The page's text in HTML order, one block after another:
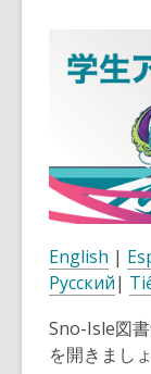
English |
Pусский|
Sno-Isle図
を開きまし